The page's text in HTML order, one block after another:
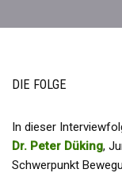
DIE FOLGE
In dieser
Dr. Peter Düking,
Schwerpunkt